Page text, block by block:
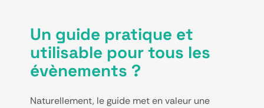
Un guide pratique et
utilisable pour tous les
évènements ?
Naturellement, le guide met en valeur une